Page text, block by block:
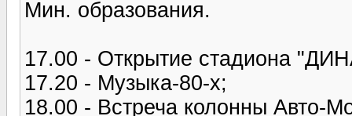
Мин. образования.
17.00 - Открытие стадиона
17.20 - Музыка-80-х;
18.00 - Встреча колонны Авто-